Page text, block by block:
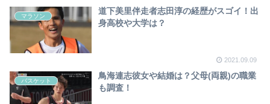
マラソン
道下美里伴走者志田淳の経歴がスゴイ！出
身高校や大学は？
2021.09.09
バスケット
鳥海連志彼女や結婚は？父母(両親)の職業
も調査！